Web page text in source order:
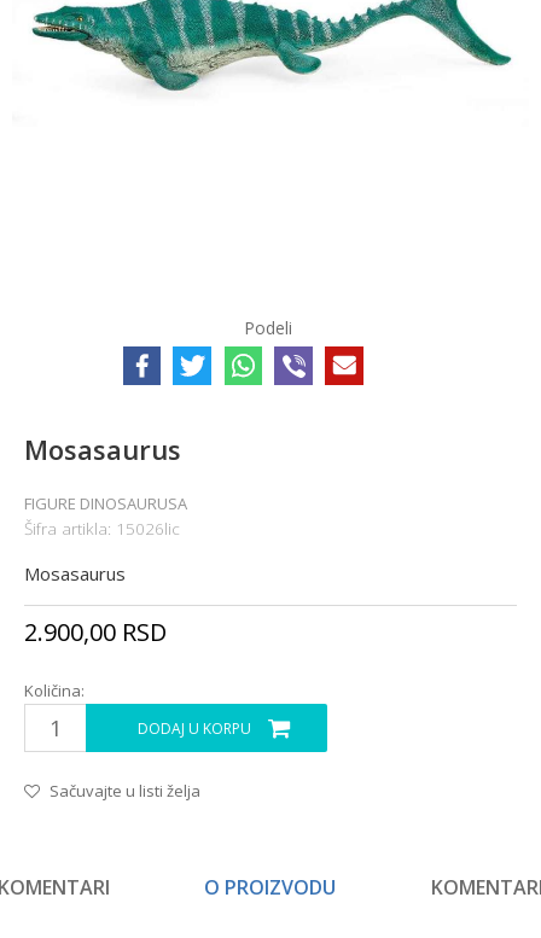
Podeli
Mosasaurus
FIGURE DINOSAURUSA
Šifra artikla: 15026lic
Mosasaurus
2.900,00 RSD
Količina:
DODAJ U KORPU
Sačuvajte u listi želja
O PROIZVODU